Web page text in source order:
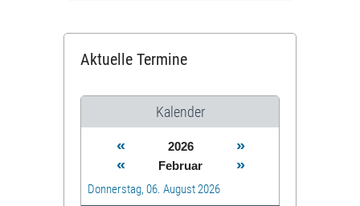
Aktuelle Termine
Kalender
« 2026
»
«
Februar »
Donnerstag, 06. August 2026